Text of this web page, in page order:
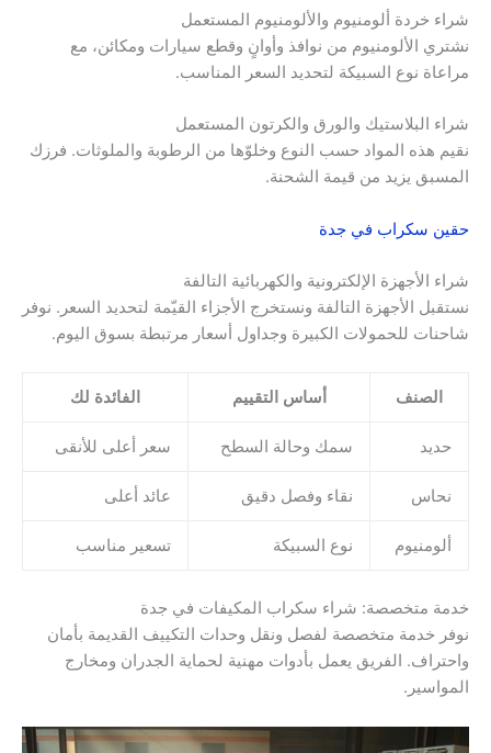
شراء خردة ألومنيوم والألومنيوم المستعمل
نشتري الألومنيوم من نوافذ وأوانٍ وقطع سيارات ومكائن، مع
مراعاة نوع السبيكة لتحديد السعر المناسب.
شراء البلاستيك والورق والكرتون المستعمل
نقيم هذه المواد حسب النوع وخلوّها من الرطوبة والملوثات. فرزك
المسبق يزيد من قيمة الشحنة.
حقين سكراب في جدة
شراء الأجهزة الإلكترونية والكهربائية التالفة
نستقبل الأجهزة التالفة ونستخرج الأجزاء القيّمة لتحديد السعر. نوفر
شاحنات للحمولات الكبيرة وجداول أسعار مرتبطة بسوق اليوم.
الصنف أساس التقييم الفائدة لك
حديد سمك وحالة السطح سعر أعلى للأنقى
نحاس نقاء وفصل دقيق عائد أعلى
ألومنيوم نوع السبيكة تسعير مناسب
خدمة متخصصة: شراء سكراب المكيفات في جدة
نوفر خدمة متخصصة لفصل ونقل وحدات التكييف القديمة بأمان
واحتراف. الفريق يعمل بأدوات مهنية لحماية الجدران ومخارج
المواسير.